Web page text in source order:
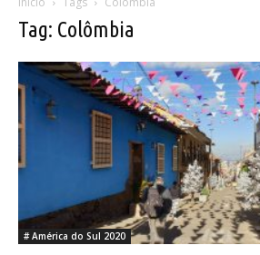
Tag: Colômbia
# América do Sul 2020